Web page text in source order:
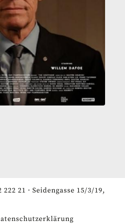
222 21 · Seidengasse 15/3/19,